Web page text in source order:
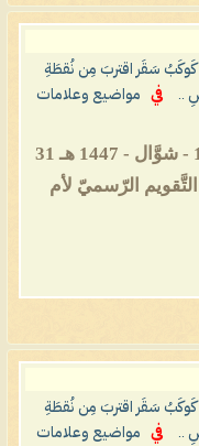
كَوكَبُ سَقَر اقتربَ مِن نُقطَةِ
..
في
مواضيع وعلامات
الإمام المهديّ ناصِر مُحَمَّد اليمانيّ 12 - شوَّال - 1447 هـ 31
(بحسب التَّقويم الرّسميّ لأم
كَوكَبُ سَقَر اقتربَ مِن نُقطَةِ
..
في
مواضيع وعلامات